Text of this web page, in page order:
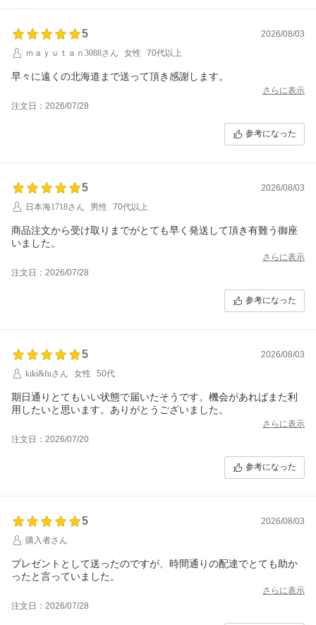
5
2026/08/03
ｍａｙｕｔａｎ3088さん
女性 70代以上
早々に遠くの北海道まで送って頂き感謝します。
さらに表示
注文日：2026/07/28
参考になった
5
2026/08/03
日本海1718さん
男性 70代以上
商品注文から受け取りまでがとても早く発送して頂き有難う御座
いました。
さらに表示
注文日：2026/07/28
参考になった
5
2026/08/03
kiki&fuさん
女性 50代
期日通りとてもいい状態で届いたそうです。機会があればまた利
用したいと思います。ありがとうございました。
さらに表示
注文日：2026/07/20
参考になった
5
2026/08/03
購入者さん
プレゼントとして送ったのですが、時間通りの配達でとても助か
ったと言っていました。
さらに表示
注文日：2026/07/28